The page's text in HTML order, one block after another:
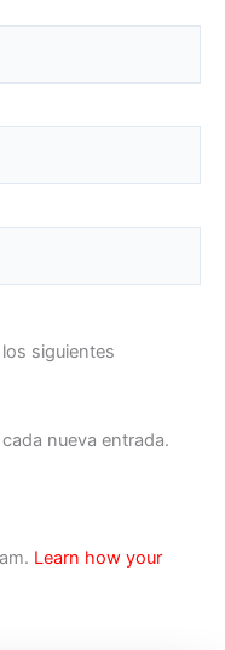
siguientes
nueva entrada.
Learn how your